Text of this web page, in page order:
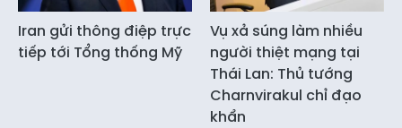
Iran gửi thông điệp trực
tiếp tới Tổng thống Mỹ
Vụ xả súng làm nhiều
người thiệt mạng tại
Thái Lan: Thủ tướng
Charnvirakul chỉ đạo
khẩn